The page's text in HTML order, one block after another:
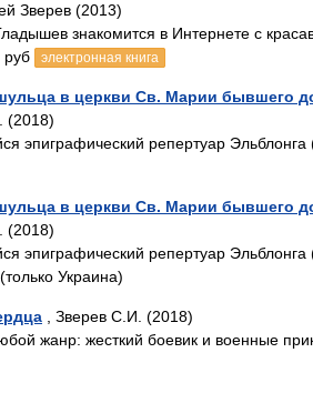
Зверев (2013)
знакомится в Интернете с
руб
электронная книга
в церкви Св. Марии бывшего
(2018)
эпиграфический репертуар Эльблонга
в церкви Св. Марии бывшего
(2018)
эпиграфический репертуар Эльблонга
Украина)
, Зверев С.И. (2018)
жанр: жесткий боевик и военные